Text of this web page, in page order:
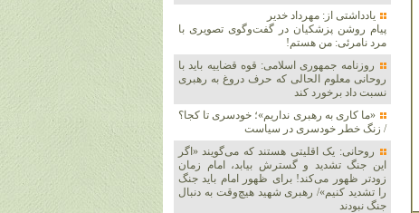
یادداشتی از: مهرداد خدیر
پیام روشن پزشکیان در گفت‌و‌گوی تصویری با
مرد نامرئی: من هستم!
روزنامه جمهوری اسلامی: قوه قضاییه باید با
روحانی معلوم الحالی که حرف دروغ به رهبری
نسبت داد برخورد کند
«ما کاری به رهبری نداریم»؛ خودسری تا کجا؟
/ زنگ خطر خودسری در سیاست
روحانی: یک اقلیتی هستند که می‌گویند «اگر
این جنگ تشدید و گسترش بیابد، امام زمان
زودتر ظهور می‌کند! برای ظهور امام باید جنگ
را تشدید کنیم»/ رهبری شهید هیچ‌وقت به دنبال
جنگ نبودند